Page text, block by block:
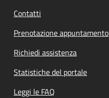
Contatti
Prenotazione appuntamento
Richiedi assistenza
Statistiche del portale
Leggi le FAQ